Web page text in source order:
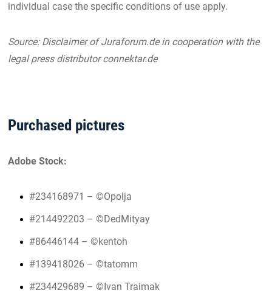
individual case the specific conditions of use apply.
Source: Disclaimer of Juraforum.de in cooperation with the
legal press distributor connektar.de
Purchased pictures
Adobe Stock:
#234168971 – ©Opolja
#214492203 – ©DedMityay
#86446144 – ©kentoh
#139418026 – ©tatomm
#234429689 – ©Ivan Traimak